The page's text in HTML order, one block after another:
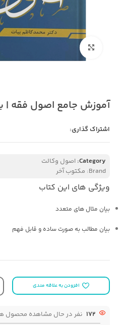
بزرگنمایی تصویر
آموزش جامع اصول فقه |
اشتراک گذاری:
Category: اصول وکالت
Brand: مکتوب آخر
ویژگی های این کتاب
بیان مثال های متعدد
بیان مطالب به صورت ساده و قابل فهم
افزودن به علاقه مندی
172 نفر در حال مشاهده محصول